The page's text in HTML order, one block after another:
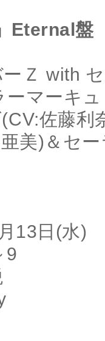
Eternal盤
Ｚ with
ーマーキ
佐藤利
美)＆セ
13日(水)
9